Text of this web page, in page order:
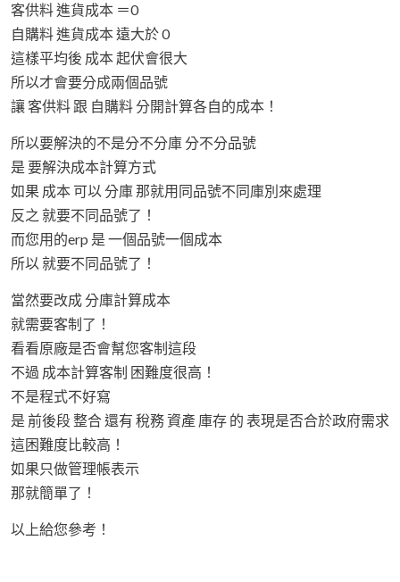
客供料 進貨成本 ＝0
自購料 進貨成本 遠大於 0
這樣平均後 成本 起伏會很大
所以才會要分成兩個品號
讓 客供料 跟 自購料 分開計算各自的成本！
所以要解決的不是分不分庫 分不分品號
是 要解決成本計算方式
如果 成本 可以 分庫 那就用同品號不同庫別來處理
反之 就要不同品號了！
而您用的erp 是 一個品號一個成本
所以 就要不同品號了！
當然要改成 分庫計算成本
就需要客制了！
看看原廠是否會幫您客制這段
不過 成本計算客制 困難度很高！
不是程式不好寫
是 前後段 整合 還有 稅務 資產 庫存 的 表現是否合於政府需求
這困難度比較高！
如果只做管理帳表示
那就簡單了！
以上給您參考！